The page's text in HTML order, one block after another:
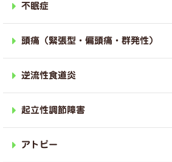
不眠症
頭痛（緊張型・偏頭痛・群発性）
逆流性食道炎
起立性調節障害
アトピー